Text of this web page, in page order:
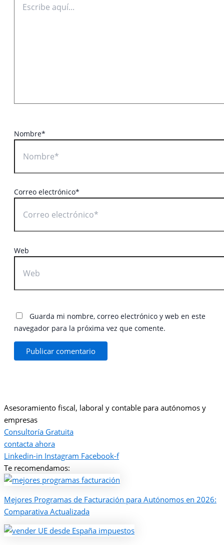
Nombre*
Correo electrónico*
Web
Guarda mi nombre, correo electrónico y web en este
navegador para la próxima vez que comente.
Asesoramiento fiscal, laboral y contable para autónomos y
empresas
Consultoría Gratuita
contacta ahora
Linkedin-in Instagram Facebook-f
Te recomendamos:
Mejores Programas de Facturación para Autónomos en 2026:
Comparativa Actualizada